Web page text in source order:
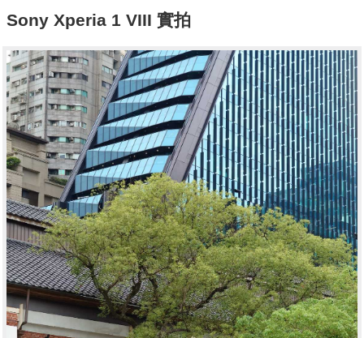
Sony Xperia 1 VIII 實拍